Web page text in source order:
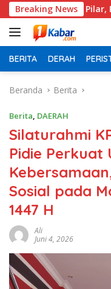
Langsung
ke
konten
Breaking News
Polsek Medan Kota
BERITA DERAH
Beranda Berita
Berita, DAERAH
Silaturahmi
Pidie Perkuat
Sosial pada
1447 H
Ali
Juni 4, 2026